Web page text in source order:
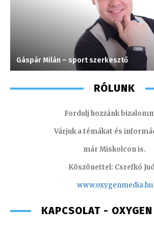
Gáspár Milán – sport szerkesztő
RÓLUNK
Fordulj hozzánk
Várjuk a témákat és
már Miskolcon is.
Köszönettel: Csrefkó
www.oxygenmedia.hu
KAPCSOLAT -